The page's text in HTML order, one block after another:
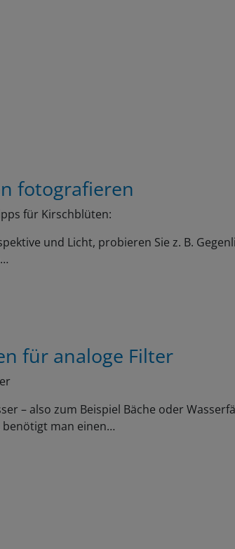
fotografieren
für Kirschblüten:
und Licht, probieren Sie z. B.
für analoge Filter
– also zum Beispiel Bäche oder
benötigt man einen…